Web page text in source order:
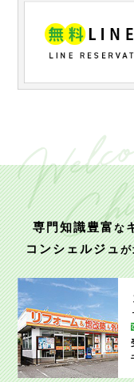
専門知識豊富な
コンシェルジュが